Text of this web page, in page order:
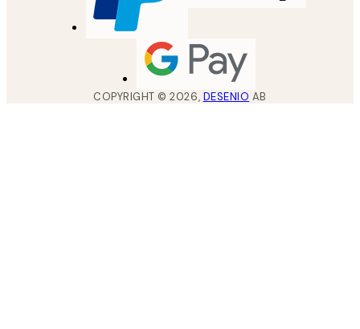
COPYRIGHT ©2026, DESENIO AB